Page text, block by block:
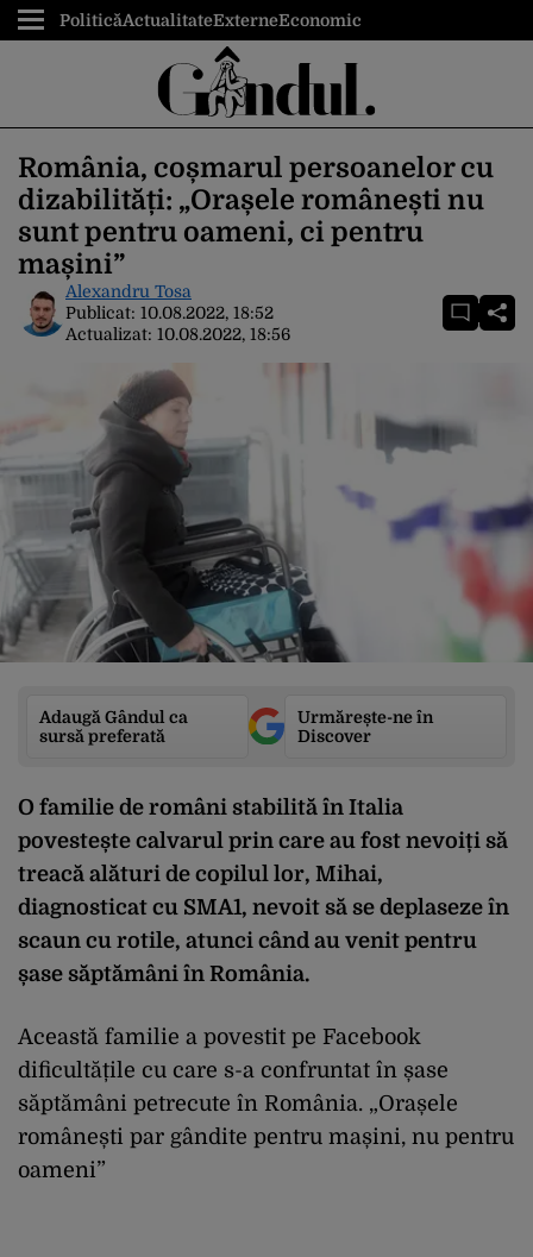
PoliticăActualitateExterneEconomic
România, coșmarul persoanelor cu
dizabilități: „Orașele românești nu
sunt pentru oameni, ci pentru
mașini”
Alexandru Tosa
Publicat: 10.08.2022, 18:52
Actualizat: 10.08.2022, 18:56
Adaugă Gândul ca
sursă preferată
Urmărește-ne în
Discover
O familie de români stabilită în Italia
povestește calvarul prin care au fost nevoiți să
treacă alături de copilul lor, Mihai,
diagnosticat cu SMA1, nevoit să se deplaseze în
scaun cu rotile, atunci când au venit pentru
șase săptămâni în România.
Această familie a povestit pe Facebook
dificultățile cu care s-a confruntat în șase
săptămâni petrecute în România. „Orașele
românești par gândite pentru mașini, nu pentru
oameni”